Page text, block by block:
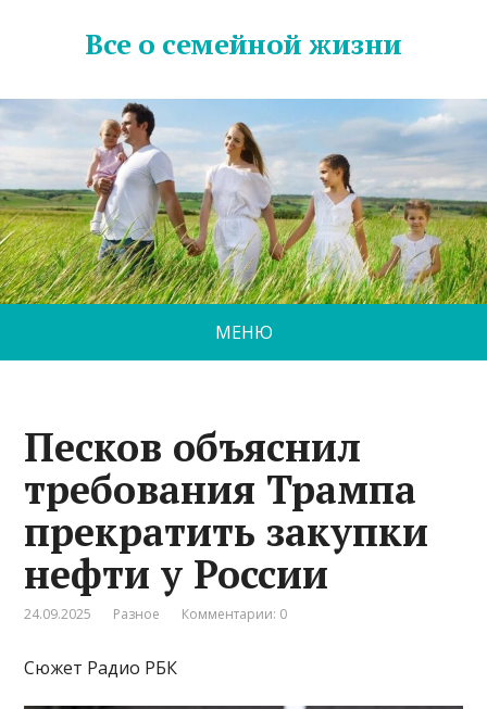
Все о семейной жизни
МЕНЮ
Песков объяснил
требования Трампа
прекратить закупки
нефти у России
24.09.2025 Разное Комментарии: 0
Сюжет Радио РБК